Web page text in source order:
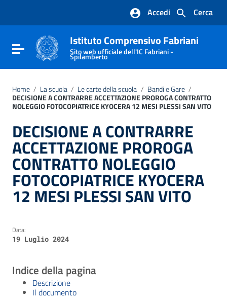
Vai al footer
Cerca
Accedi
Attiva / disattiva la navigazione
Istituto Comprensivo Fabriani
Sito web ufficiale dell'IC Fabriani -
Spilamberto
Home / La scuola / Le carte della scuola / Bandi e Gare /
DECISIONE A CONTRARRE ACCETTAZIONE PROROGA CONTRATTO
NOLEGGIO FOTOCOPIATRICE KYOCERA 12 MESI PLESSI SAN VITO
DECISIONE A CONTRARRE
ACCETTAZIONE PROROGA
CONTRATTO NOLEGGIO
FOTOCOPIATRICE KYOCERA
12 MESI PLESSI SAN VITO
Data:
19 Luglio 2024
Indice della pagina
Descrizione
Il documento